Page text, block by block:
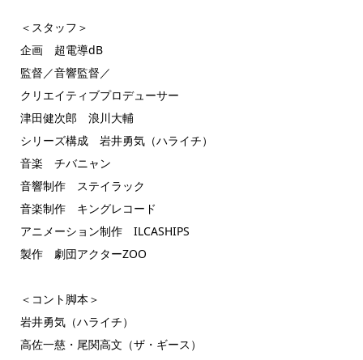
＜スタッフ＞
企画 超電導dB
監督／音響監督／
クリエイティブプロデューサー
津田健次郎 浪川大輔
シリーズ構成 岩井勇気（ハライチ）
音楽 チバニャン
音響制作 ステイラック
音楽制作 キングレコード
アニメーション制作 ILCASHIPS
製作 劇団アクターZOO
＜コント脚本＞
岩井勇気（ハライチ）
高佐一慈・尾関高文（ザ・ギース）